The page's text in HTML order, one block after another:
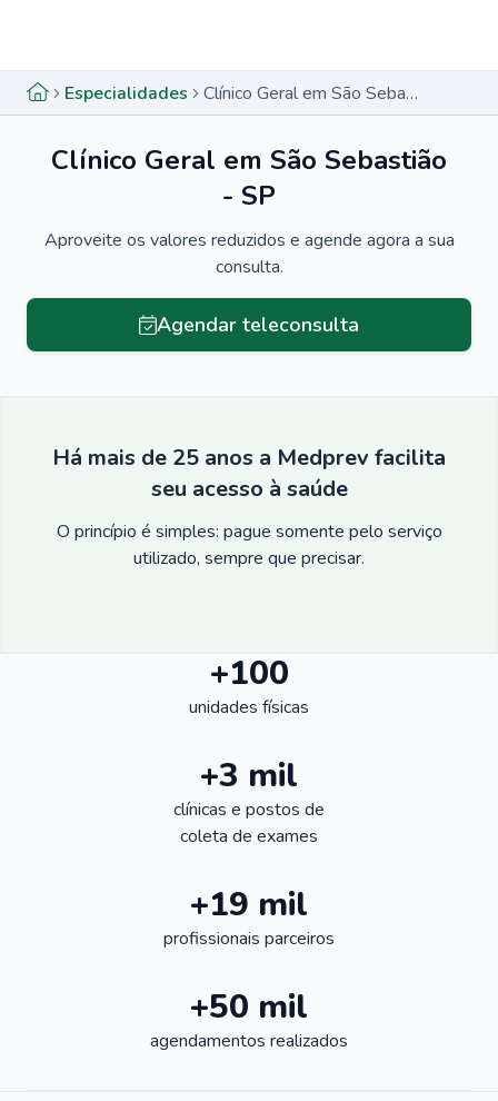
Especialidades Clínico Geral em São Sebastião - SP
Clínico Geral em São Sebastião
- SP
Aproveite os valores reduzidos e agende agora a sua
consulta.
Agendar teleconsulta
Há mais de 25 anos a Medprev facilita
seu acesso à saúde
O princípio é simples: pague somente pelo serviço
utilizado, sempre que precisar.
+100
unidades físicas
+3 mil
clínicas e postos de
coleta de exames
+19 mil
profissionais parceiros
+50 mil
agendamentos realizados